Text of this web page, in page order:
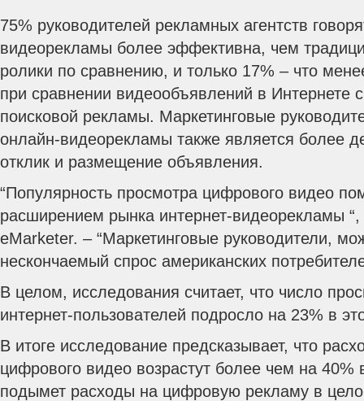
75% руководителей рекламных агентств
видеорекламы более эффективна, чем
ролики по сравнению, и только 17% – что
при сравнении видеообъявлений в Интернете
поисковой рекламы. Маркетинговые
онлайн-видеорекламы также является более
отклик и размещение объявления.
“Популярность просмотра цифрового видео
расширением рынка интернет-видеорекламы “,
eMarketer. – “Маркетинговые руководители,
нескончаемый спрос американских
В целом, исследования считает, что число
интернет-пользователей подросло на 23% в
В итоге исследование предсказывает, что
цифрового видео возрастут более чем на 40%
подымет расходы на цифровую рекламу в